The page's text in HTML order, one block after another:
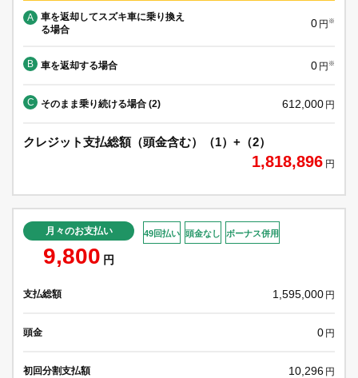
A
車を返却してスズキ車に乗り換え
る場合
0 円 ※
B 車を返却する場合 0 円 ※
C そのまま乗り続ける場合 (2) 612,000 円
クレジット支払総額（頭金含む）（1）+（2）
1,818,896 円
月々のお支払い
9,800 円
49回払い 頭金なし ボーナス併用
支払総額 1,595,000 円
頭金 0 円
初回分割支払額 10,296 円